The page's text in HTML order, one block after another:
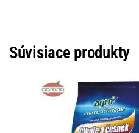
Súvisiace produkty